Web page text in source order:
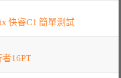
快睿C1 簡單測試
16PT